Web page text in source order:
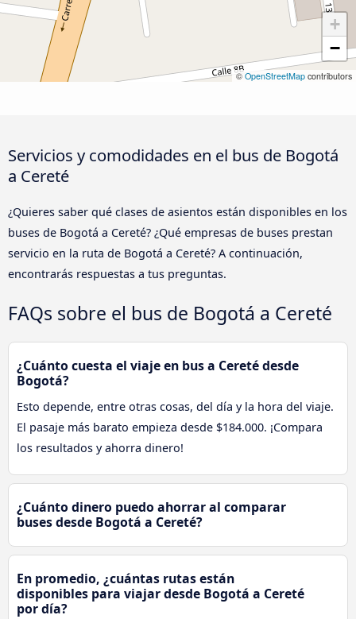
+
−
© OpenStreetMap contributors
Servicios y comodidades en el bus de Bogotá
a Cereté
¿Quieres saber qué clases de asientos están disponibles en los
buses de Bogotá a Cereté? ¿Qué empresas de buses prestan
servicio en la ruta de Bogotá a Cereté? A continuación,
encontrarás respuestas a tus preguntas.
FAQs sobre el bus de Bogotá a Cereté
¿Cuánto cuesta el viaje en bus a Cereté desde
Bogotá?
Esto depende, entre otras cosas, del día y la hora del viaje.
El pasaje más barato empieza desde $184.000. ¡Compara
los resultados y ahorra dinero!
¿Cuánto dinero puedo ahorrar al comparar
buses desde Bogotá a Cereté?
En promedio, ¿cuántas rutas están
disponibles para viajar desde Bogotá a Cereté
por día?